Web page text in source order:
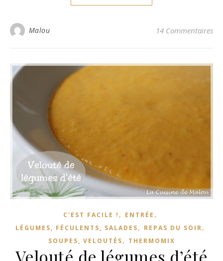
Malou 14 Commentaires
C'EST FACILE ! , ENTRÉE ,
LÉGUMES, FÉCULENTS, SALADES, REPAS DU SOIR,
SOUPES, VELOUTÉS, THERMOMIX
Velouté de légumes d’été